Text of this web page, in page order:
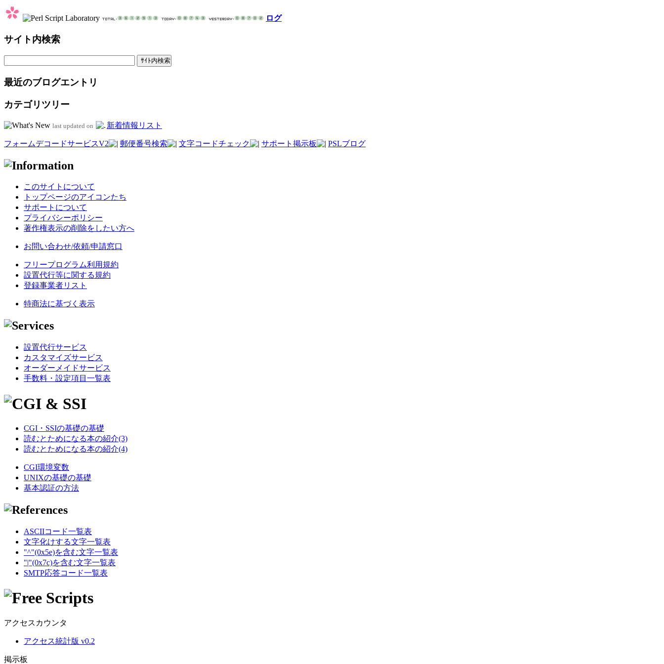
ログ
サイト内検索
最近のブログエントリ
カテゴリツリー
last updated on 新着情報リスト
フォームデコードサービスV2 郵便番号検索 文字コードチェック サポート掲示板 PSLブログ
このサイトについて
トップページのアイコンたち
サポートについて
プライバシーポリシー
著作権表示の削除をしたい方へ
お問い合わせ/依頼/申請窓口
フリープログラム利用規約
設置代行等に関する規約
登録事業者リスト
特商法に基づく表示
設置代行サービス
カスタマイズサービス
オーダーメイドサービス
手数料・設定項目一覧表
CGI・SSIの基礎の基礎
読むとためになる本の紹介(3)
読むとためになる本の紹介(4)
CGI環境変数
UNIXの基礎の基礎
基本認証の方法
ASCIIコード一覧表
文字化けする文字一覧表
"^"(0x5e)を含む文字一覧表
"|"(0x7c)を含む文字一覧表
SMTP応答コード一覧表
アクセスカウンタ
アクセス統計版 v0.2
掲示板